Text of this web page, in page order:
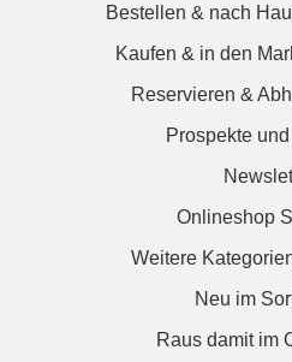
Bestellen & nach
Kaufen & in den
Reservieren &
Prospekte
Onlineshop
Weitere
Neu im
Raus damit im